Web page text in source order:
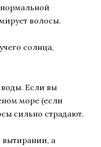
волосы.
солнца,
Если вы
море (если
сильно страдают.
а